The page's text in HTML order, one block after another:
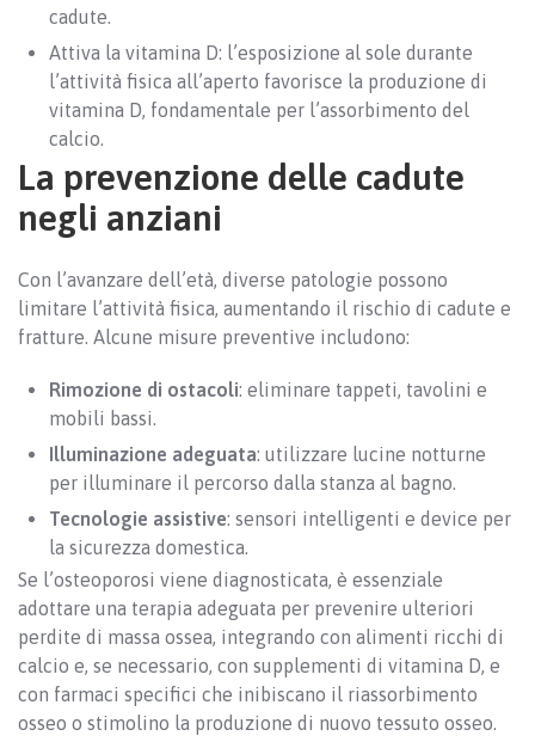
cadute.
Attiva la vitamina D: l’esposizione al sole durante
l’attività fisica all’aperto favorisce la produzione di
vitamina D, fondamentale per l’assorbimento del
calcio.
La prevenzione delle cadute
negli anziani
Con l’avanzare dell’età, diverse patologie possono
limitare l’attività fisica, aumentando il rischio di cadute e
fratture. Alcune misure preventive includono:
Rimozione di ostacoli: eliminare tappeti, tavolini e
mobili bassi.
Illuminazione adeguata: utilizzare lucine notturne
per illuminare il percorso dalla stanza al bagno.
Tecnologie assistive: sensori intelligenti e device per
la sicurezza domestica.
Se l’osteoporosi viene diagnosticata, è essenziale
adottare una terapia adeguata per prevenire ulteriori
perdite di massa ossea, integrando con alimenti ricchi di
calcio e, se necessario, con supplementi di vitamina D, e
con farmaci specifici che inibiscano il riassorbimento
osseo o stimolino la produzione di nuovo tessuto osseo.